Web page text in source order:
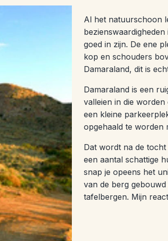
Al het natuurschoon
goed in zijn. De ene
kop en schouders
Damaraland, dit is
Damaraland is een
valleien in die
een kleine
opgehaald te worden
Dat wordt na de
een aantal schattige
snap je opeens het
van de berg
tafelbergen. Mijn